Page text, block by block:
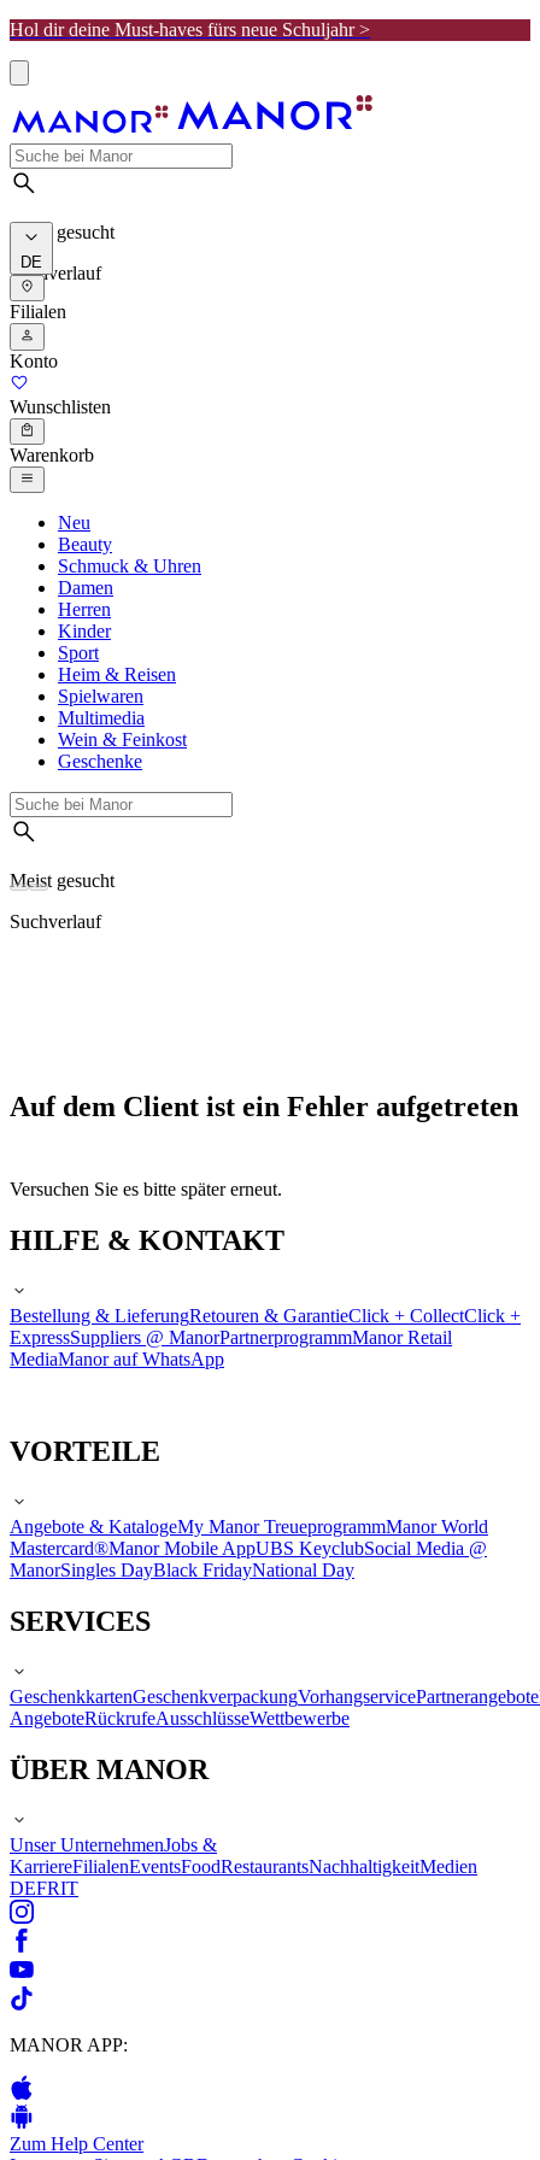
Hol dir deine Must-haves fürs neue Schuljahr >
Meist gesucht
Suchverlauf
DE
Filialen
Konto
Wunschlisten
Warenkorb
Neu
Beauty
Schmuck & Uhren
Damen
Herren
Kinder
Sport
Heim & Reisen
Spielwaren
Multimedia
Wein & Feinkost
Geschenke
Meist gesucht
Suchverlauf
Auf dem Client ist ein Fehler aufgetreten
Versuchen Sie es bitte später erneut.
HILFE & KONTAKT
Bestellung & LieferungRetouren & GarantieClick + CollectClick +
ExpressSuppliers @ ManorPartnerprogrammManor Retail
MediaManor auf WhatsApp
VORTEILE
Angebote & KatalogeMy Manor TreueprogrammManor World
Mastercard®Manor Mobile AppUBS KeyclubSocial Media @
ManorSingles DayBlack FridayNational Day
SERVICES
GeschenkkartenGeschenkverpackungVorhangservicePartnerangebote
AngeboteRückrufeAusschlüsseWettbewerbe
ÜBER MANOR
Unser UnternehmenJobs &
KarriereFilialenEventsFoodRestaurantsNachhaltigkeitMedien
DEFRIT
MANOR APP:
Zum Help Center